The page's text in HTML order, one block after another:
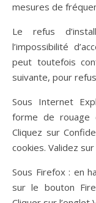
mesures de
Le refus
l’impossibilité
peut toutefois
suivante, pour
Sous Internet
forme de rouage
Cliquez sur
cookies. Validez sur
Sous Firefox : en
sur le bouton